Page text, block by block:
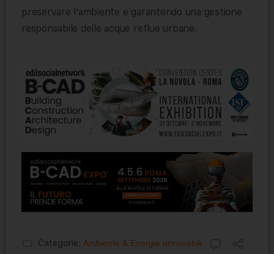
preservare l’ambiente e garantendo una gestione
responsabile delle acque reflue urbane.
Categorie: Ambiente & Energie rinnovabili